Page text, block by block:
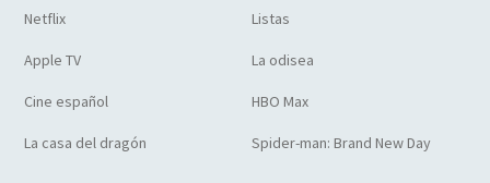
Netflix Listas
Apple TV La odisea
Cine español HBO Max
La casa del dragón Spider-man: Brand New Day